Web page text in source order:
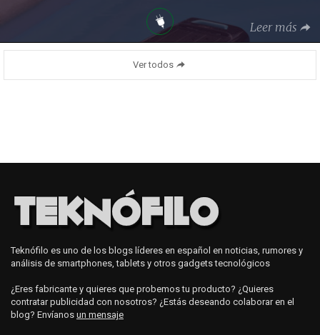
Leer más
Ver todos
Teknófilo es uno de los blogs líderes en español en noticias, rumores y
análisis de smartphones, tablets y otros gadgets tecnológicos
¿Eres fabricante y quieres que probemos tu producto? ¿Quieres
contratar publicidad con nosotros? ¿Estás deseando colaborar en el
blog? Envíanos un mensaje